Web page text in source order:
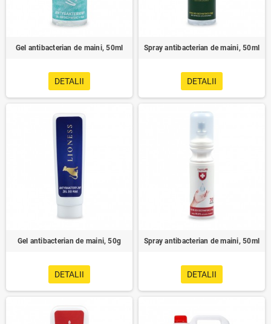
Gel antibacterian de maini, 50ml
DETALII
Spray antibacterian de maini, 50ml
DETALII
Gel antibacterian de maini, 50g
DETALII
Spray antibacterian de maini, 50ml
DETALII